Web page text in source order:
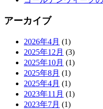
アーカイブ
2026年4月 (1)
2025年12月 (3)
2025年10月 (1)
2025年8月 (1)
2025年4月 (1)
2023年11月 (1)
2023年7月 (1)